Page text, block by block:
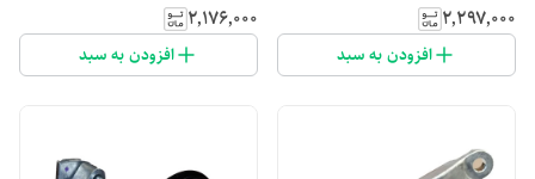
خودرو X33
۲٬۲۹۷٬۰۰۰
افزودن به سبد
۲٬۱۷۶٬۰۰۰
افزودن به سبد